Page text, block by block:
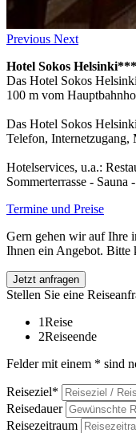
Previous Next
Hotel Sokos Helsinki***
Das Hotel Sokos
100 m vom
Das Hotel Sokos
Telefon,
Hotelservices, u.a.:
Sommerterrasse - Sauna
Termine und Preise
Gern gehen wir auf Ihre
Ihnen ein Angebot. Bitte
Jetzt anfragen
Stellen Sie eine
1Reise
2Reiseende
Felder mit einem * sind
Reiseziel*
Reisedauer
Reisezeitraum